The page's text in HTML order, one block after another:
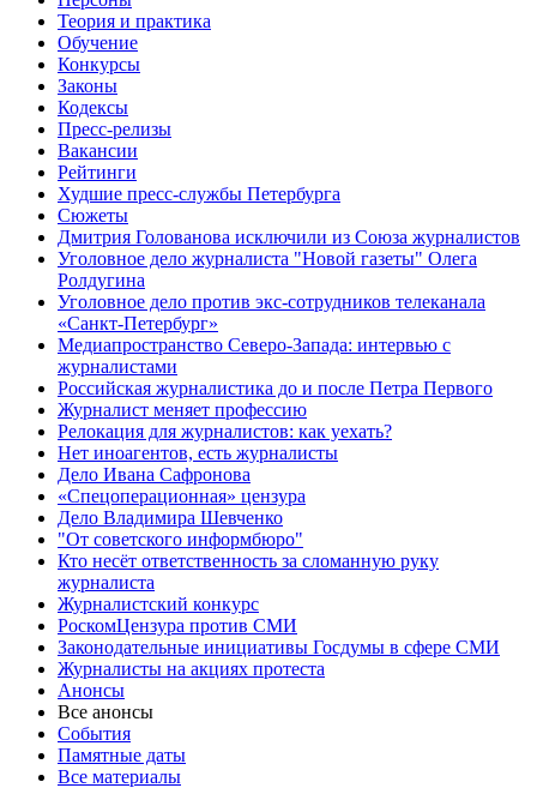
Теория и практика
Обучение
Конкурсы
Законы
Кодексы
Пресс-релизы
Вакансии
Рейтинги
Худшие пресс-службы Петербурга
Сюжеты
Дмитрия Голованова исключили из Союза журналистов
Уголовное дело журналиста "Новой газеты" Олега
Ролдугина
Уголовное дело против экс-сотрудников телеканала
«Санкт-Петербург»
Медиапространство Северо-Запада: интервью с
журналистами
Российская журналистика до и после Петра Первого
Журналист меняет профессию
Релокация для журналистов: как уехать?
Нет иноагентов, есть журналисты
Дело Ивана Сафронова
«Спецоперационная» цензура
Дело Владимира Шевченко
"От советского информбюро"
Кто несёт ответственность за сломанную руку
журналиста
Журналистский конкурс
РоскомЦензура против СМИ
Законодательные инициативы Госдумы в сфере СМИ
Журналисты на акциях протеста
Анонсы
Все анонсы
События
Памятные даты
Все материалы